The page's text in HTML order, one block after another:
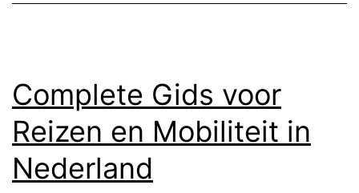
Complete Gids voor
Reizen en Mobiliteit in
Nederland